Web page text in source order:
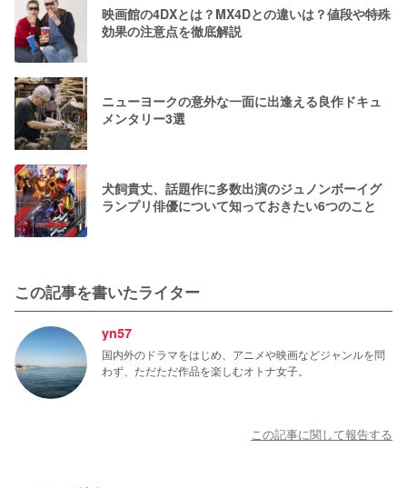
映画館の4DXとは？MX4Dとの違いは？値段や特殊
効果の注意点を徹底解説
ニューヨークの意外な一面に出逢える良作ドキュ
メンタリー3選
犬飼貴丈、話題作に多数出演のジュノンボーイグ
ランプリ俳優について知っておきたい6つのこと
この記事を書いたライター
yn57
国内外のドラマをはじめ、アニメや映画などジャンルを問
わず、ただただ作品を楽しむオトナ女子。
この記事に関して報告する